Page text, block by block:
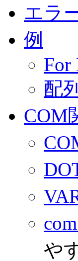
エラ
例
For
配
COM
や